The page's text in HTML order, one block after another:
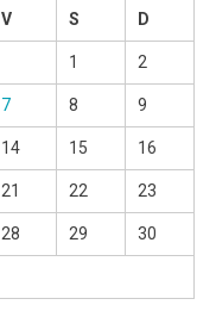
V S D
1 2
7 8 9
14 15 16
21 22 23
28 29 30